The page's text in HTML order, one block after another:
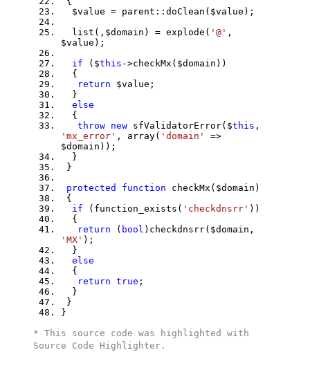
$value = parent::doClean($value);
list(,$domain) = explode( '@' ,
$value);
if ($this ->checkMx($domain))
{
return $value;
}
else
{
throw new sfValidatorError($this ,
'mx_error' , array( 'domain'
=>
$domain));
}
}
protected
function checkMx($domain)
{
if (function_exists( 'checkdnsrr' ))
{
return ( bool )checkdnsrr($domain,
'MX' );
}
else
{
return true ;
}
}
}
* This source code was highlighted with
Source Code Highlighter .